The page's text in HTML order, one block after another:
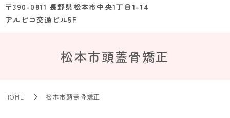
〒390-0811 長野県松本市中央1丁目1-14
アルピコ交通ビル5F
松本市頭蓋骨矯正
HOME 松本市頭蓋骨矯正